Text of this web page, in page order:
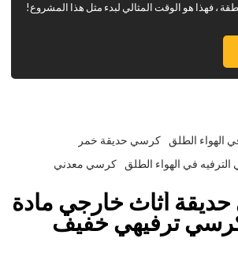
، فهذا هو الوقت المثالي لبدء مثل هذا المشروع!
الهواء الطلق
كرسي حديقة خمر
في الهواء الطلق كرسي معدني
أثاث خارجي مادة
كرسي ترفيهي خفيف